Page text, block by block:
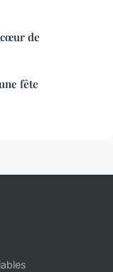
de
fête